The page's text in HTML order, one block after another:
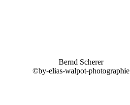
Bernd Scherer
©by-elias-walpot-photographie